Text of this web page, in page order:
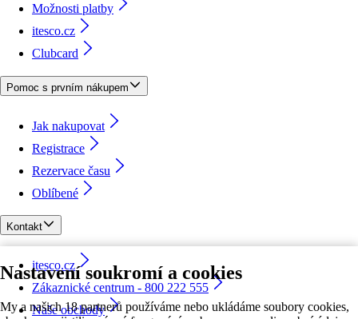
Nastavení soukromí a cookies
My a našich 18 partnerů používáme nebo ukládáme soubory cookies,
Možnosti platby
itesco.cz
Clubcard
Pomoc s prvním nákupem
Jak nakupovat
Registrace
Rezervace času
Oblíbené
Kontakt
itesco.cz
Zákaznické centrum - 800 222 555
Naše obchody